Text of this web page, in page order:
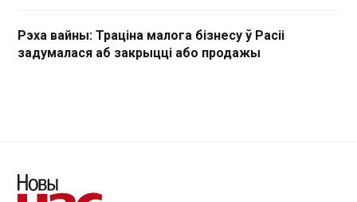
Рэха вайны: Траціна малога бізнесу ў Расіі
задумалася аб закрыцці або продажы